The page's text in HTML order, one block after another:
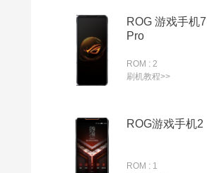
ROG 游戏手机7
Pro
ROM : 2
刷机教程>>
ROG游戏手机2
ROM : 1